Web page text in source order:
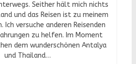
Seither hält mich nichts
und das Reisen ist zu meinem
Ich versuche anderen Reisenden
zu helfen. Im Moment
dem wunderschönen Antalya
und Thailand…